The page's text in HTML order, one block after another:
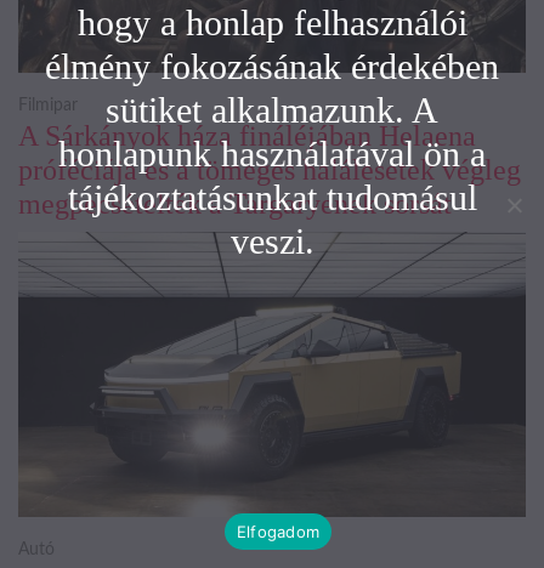
A Sárkányok háza fináléjában Helaena
próféciája és a tömeges halálesetek végleg
megpecsételték a Targaryenek sorsát
Filmipar
Autó
hogy a honlap felhasználói
élmény fokozásának érdekében
sütiket alkalmazunk. A
honlapunk használatával ön a
tájékoztatásunkat tudomásul
veszi.
Elfogadom